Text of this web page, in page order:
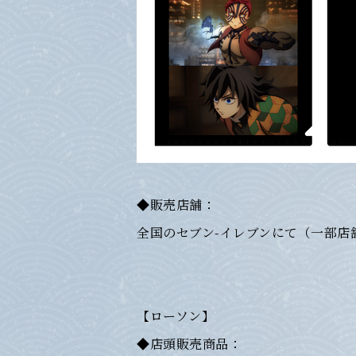
◆販売店舗：
全国のセブン-イレブンにて（一部店
【ローソン】
◆店頭販売商品：